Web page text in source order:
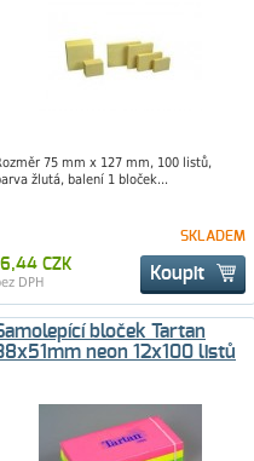
75 mm x 127 mm, 100 listů,
žlutá, balení 1 bloček...
Koupit
SKLADEM
CZK
DPH
bloček Tartan
neon 12x100 listů